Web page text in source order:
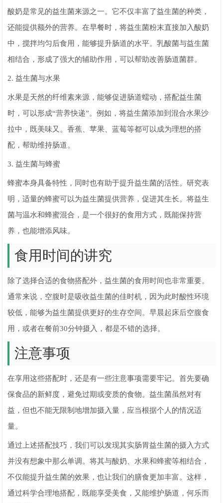
酸奶是常见的益生菌来源之一。它不仅丰富了益生菌的种类，
还能提供额外的营养。在早餐时，将益生菌粉末直接加入酸奶
中，搅拌均匀后食用，能够提升肠道的水平。乳酸菌与益生菌
相结合，形成了强大的辅助作用，可以帮助改善肠道菌群。
2. 益生菌与水果
水果是天然的纤维素来源，能够促进肠道蠕动，搭配益生菌
时，可以形成“营养快递”。例如，将益生菌添加到混合水果沙
拉中，既美味又。香蕉、苹果、蓝莓等都可以成为理想的搭
配，帮助维持肠道。
3. 益生菌与蜂蜜
蜂蜜本身具备特性，同时也有助于提升益生菌的活性。研究表
明，适量的蜂蜜可以为益生菌提供营养，促进其生长。将益生
菌与温水和蜂蜜混合，是一个很好的食用方式，既能保持营
养，也能增添风味。
食用时间的讲究
除了选择合适的食物搭配外，益生菌的食用时间也非常重要。
通常来说，空腹时是吸收益生菌的佳时机，因为此时酸性环境
较低，能够为益生菌提供更好的生存空间。早晨起床后空腹食
用，或者在餐前30分钟摄入，都是不错的选择。
注意事项
在享用这些搭配时，还是有一些注意事项需要牢记。首先要确
保食品的新鲜度，避免过期或变质的食物。益生菌虽然对有
益，但也不能无限制地增加摄入量，应当根据个人的情况适
量。
通过上述搭配技巧，我们可以发现其实肠胃益生菌的摄入方式
并没有想象中那么单调。将其与酸奶、水果和蜂蜜等相结合，
不仅能提升益生菌的效果，也让我们的膳食更加丰富。这样，
通过科学合理地搭配，既能享受美食，又能维护肠道，何乐而